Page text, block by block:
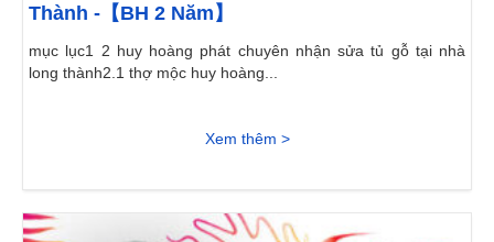
Thành -【BH 2 Năm】
mục lục1 2 huy hoàng phát chuyên nhận sửa tủ gỗ tại nhà
long thành2.1 thợ mộc huy hoàng...
Xem thêm >